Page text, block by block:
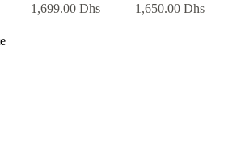
1,699.00Dhs
1,650.00Dhs